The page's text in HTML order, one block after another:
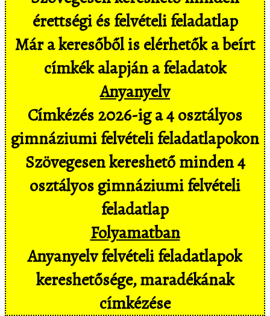
érettségi és felvételi feladatlap
Már a keresőből is elérhetők a beírt
címkék alapján a feladatok
Anyanyelv
Címkézés 2026-ig a 4 osztályos
gimnáziumi felvételi feladatlapokon
Szövegesen kereshető minden 4
osztályos gimnáziumi felvételi
feladatlap
Folyamatban
Anyanyelv felvételi feladatlapok
kereshetősége, maradékának
címkézése